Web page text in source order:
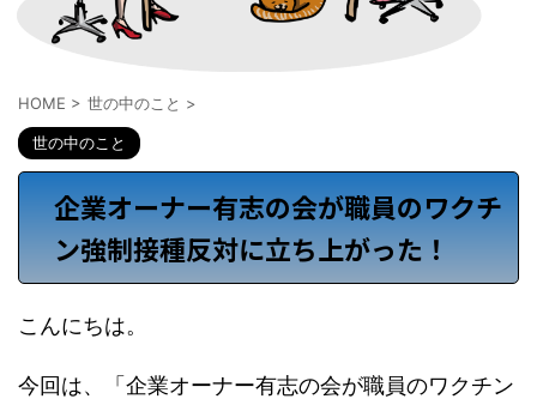
HOME > 世の中のこと >
世の中のこと
企業オーナー有志の会が職員のワクチ
ン強制接種反対に立ち上がった！
こんにちは。
今回は、「企業オーナー有志の会が職員のワクチン